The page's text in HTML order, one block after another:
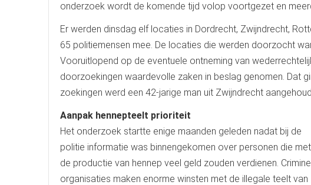
onderzoek wordt de komende tijd volop voortgezet en
Er werden dinsdag elf locaties in Dordrecht, Zwijndrecht,
65 politiemensen mee. De locaties die werden doorzocht
Vooruitlopend op de eventuele ontneming van
doorzoekingen waardevolle zaken in beslag genomen. Dat
zoekingen werd een 42-jarige man uit Zwijndrecht
Aanpak hennepteelt prioriteit
Het onderzoek startte enige maanden geleden nadat bij de
politie informatie was binnengekomen over personen die met
de productie van hennep veel geld zouden verdienen.
organisaties maken enorme winsten met de illegale teelt van